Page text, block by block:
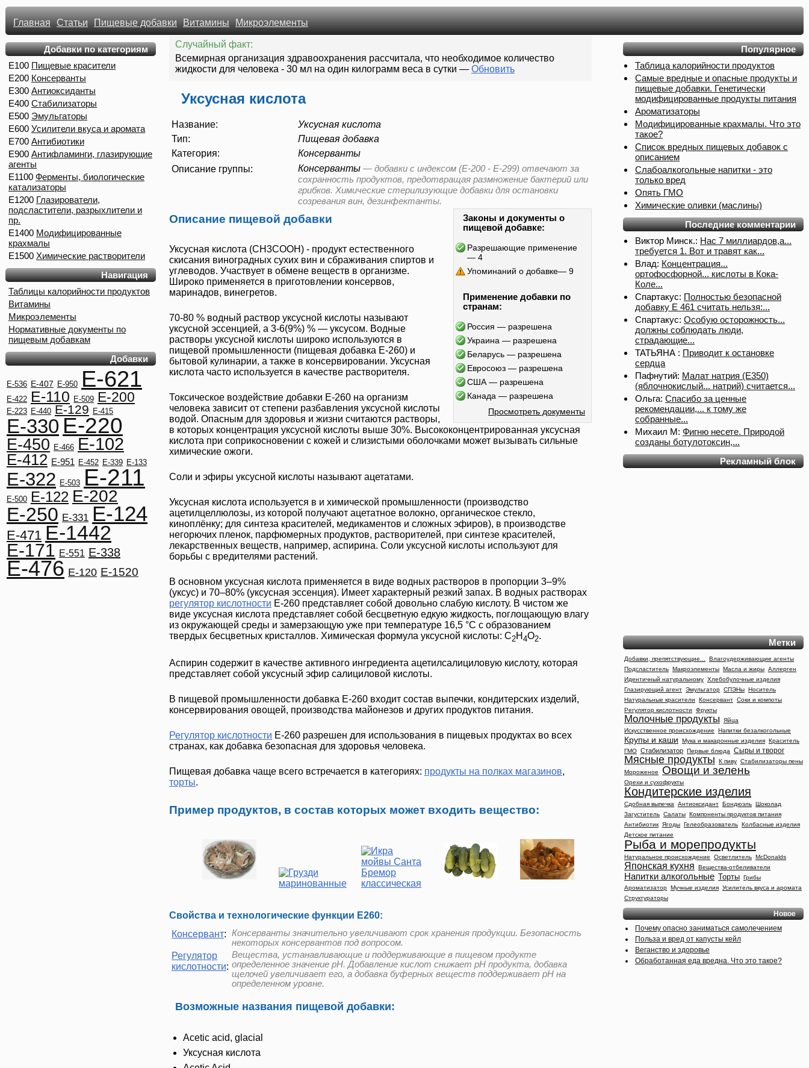
Главная Статьи Пищевые добавки Витамины Микроэлементы
Добавки по категориям
E100 Пищевые красители
E200 Консерванты
E300 Антиоксиданты
E400 Стабилизаторы
E500 Эмульгаторы
E600 Усилители вкуса и аромата
E700 Антибиотики
E900 Антифламинги, глазирующие
агенты
E1100 Ферменты, биологические
катализаторы
E1200 Глазирователи,
подсластители, разрыхлители и
пр.
E1400 Модифицированные
крахмалы
E1500 Химические растворители
Навигация
Таблицы калорийности продуктов
Витамины
Микроэлементы
Нормативные документы по
пищевым добавкам
Добавки
E-536 E-407 E-950 E-621
E-422 E-110 E-509 E-200
E-223 E-440 E-129 E-415
E-330 E-220
E-450 E-466 E-102
E-412 E-951 E-452 E-339 E-133
E-322 E-503 E-211
E-500 E-122 E-202
E-250 E-331 E-124
E-471 E-1442
E-171 E-551 E-338
E-476 E-120 E-1520
Популярное
Таблица калорийности продуктов
Самые вредные и опасные продукты и
пищевые добавки. Генетически
модифицированные продукты питания
Ароматизаторы
Модифицированные крахмалы. Что это
такое?
Список вредных пищевых добавок с
описанием
Слабоалкогольные напитки - это
только вред
Опять ГМО
Химические оливки (маслины)
Последние комментарии
Виктор Минск.: Нас 7 миллиардов,а...
требуется 1. Вот и травят как...
Влад: Концентрация...
ортофосфорной... кислоты в Кока-
Коле...
Спартакус: Полностью безопасной
добавку Е 461 считать нельзя:...
Спартакус: Особую осторожность...
должны соблюдать люди,
страдающие...
ТАТЬЯНА : Приводит к остановке
сердца
Пафнутий: Малат натрия (E350)
(яблочнокислый... натрий) считается...
Ольга: Спасибо за ценные
рекомендации,... к тому же
собранные...
Михаил М: Фигню несете. Природой
созданы ботулотоксин,...
Рекламный блок
Метки
Добавки, препятствующие...
Влагоудерживающие агенты
Подсластитель Макроэлементы Масла и жиры Аллерген
Идентичный натуральному Хлебобулочные изделия
Глазирующий агент Эмульгатор СПЭНы Носитель
Натуральные красители
Консервант Соки и компоты
Регулятор кислотности
Фрукты
Молочные продукты
Яйца
Искусственное происхождение
Напитки безалкогольные
Крупы и каши Мука и макаронные изделия Краситель
ГМО Стабилизатор Первые блюда Сыры и творог
Мясные продукты К пиву Стабилизаторы пены
Мороженое
Овощи и зелень
Орехи и сухофрукты
Кондитерские изделия
Сдобная выпечка Антиоксидант Бондюэль Шоколад
Загуститель Салаты Компоненты продуктов питания
Антибиотик Ягоды Гелеобразователь Колбасные изделия
Детское питание
Рыба и морепродукты
Натуральное происхождение Осветлитель McDonalds
Японская кухня Вещества-отбеливатели
Напитки алкогольные Торты Грибы
Ароматизатор Мучные изделия Усилитель вкуса и аромата
Структураторы
Новое
Почему опасно заниматься самолечением
Польза и вред от капусты кейл
Веганство и здоровье
Обработанная еда вредна. Что это такое?
Случайный факт:
Всемирная организация здравоохранения рассчитала, что необходимое количество
жидкости для человека - 30 мл на один килограмм веса в сутки — Обновить
Уксусная кислота
Название:
Уксусная кислота
Тип:
Пищевая добавка
Категория:
Консерванты
Описание группы:
Консерванты — добавки с индексом (E-200 - E-299) отвечают за
сохранность продуктов, предотвращая размножение бактерий или
грибков. Химические стерилизующие добавки для остановки
созревания вин, дезинфектанты.
Законы и документы о
пищевой добавке:
Разрешающие применение
— 4
Упоминаний о добавке— 9
Применение добавки по
странам:
Россия — разрешена
Украина — разрешена
Беларусь — разрешена
Евросоюз — разрешена
США — разрешена
Канада — разрешена
Просмотреть документы
Описание пищевой добавки
Уксусная кислота (CH3COOH) - продукт естественного
скисания виноградных сухих вин и сбраживания спиртов и
углеводов. Участвует в обмене веществ в организме.
Широко применяется в приготовлении консервов,
маринадов, винегретов.
70-80 % водный раствор уксусной кислоты называют
уксусной эссенцией, а 3-6(9%) % — уксусом. Водные
растворы уксусной кислоты широко используются в
пищевой промышленности (пищевая добавка E-260) и
бытовой кулинарии, а также в консервировании. Уксусная
кислота часто используется в качестве растворителя.
Токсическое воздействие добавки Е-260 на организм
человека зависит от степени разбавления уксусной кислоты
водой. Опасным для здоровья и жизни считаются растворы,
в которых концентрация уксусной кислоты выше 30%. Высококонцентрированная уксусная
кислота при соприкосновении с кожей и слизистыми оболочками может вызывать сильные
химические ожоги.
Соли и эфиры уксусной кислоты называют ацетатами.
Уксусная кислота используется в и химической промышленности (производство
ацетилцеллюлозы, из которой получают ацетатное волокно, органическое стекло,
киноплёнку; для синтеза красителей, медикаментов и сложных эфиров), в производстве
негорючих пленок, парфюмерных продуктов, растворителей, при синтезе красителей,
лекарственных веществ, например, аспирина. Соли уксусной кислоты используют для
борьбы с вредителями растений.
В основном уксусная кислота применяется в виде водных растворов в пропорции 3–9%
(уксус) и 70–80% (уксусная эссенция). Имеет характерный резкий запах. В водных растворах
регулятор кислотности Е-260 представляет собой довольно слабую кислоту. В чистом же
виде уксусная кислота представляет собой бесцветную едкую жидкость, поглощающую влагу
из окружающей среды и замерзающую уже при температуре 16,5 °C с образованием
твердых бесцветных кристаллов. Химическая формула уксусной кислоты: C2H 4O2.
Аспирин содержит в качестве активного ингредиента ацетилсалициловую кислоту, которая
представляет собой уксусный эфир салициловой кислоты.
В пищевой промышленности добавка Е-260 входит состав выпечки, кондитерских изделий,
консервирования овощей, производства майонезов и других продуктов питания.
Регулятор кислотности Е-260 разрешен для использования в пищевых продуктах во всех
странах, как добавка безопасная для здоровья человека.
Пищевая добавка чаще всего встречается в категориях: продукты на полках магазинов,
торты.
Пример продуктов, в состав которых может входить вещество:
Свойства и технологические функции Е260:
Консервант:
Консерванты значительно увеличивают срок хранения продукции. Безопасность
некоторых консервантов под вопросом.
Регулятор
кислотности:
Вещества, устанавливающие и поддерживающие в пищевом продукте
определенное значение pH. Добавление кислот снижает pH продукта, добавка
щелочей увеличивает его, а добавка буферных веществ поддерживает pH на
определенном уровне.
Возможные названия пищевой добавки:
Acetic acid, glacial
Уксусная кислота